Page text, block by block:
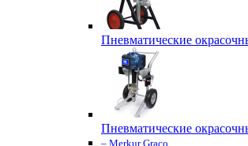
Пневматические
Пневматические
– Merkur Graco